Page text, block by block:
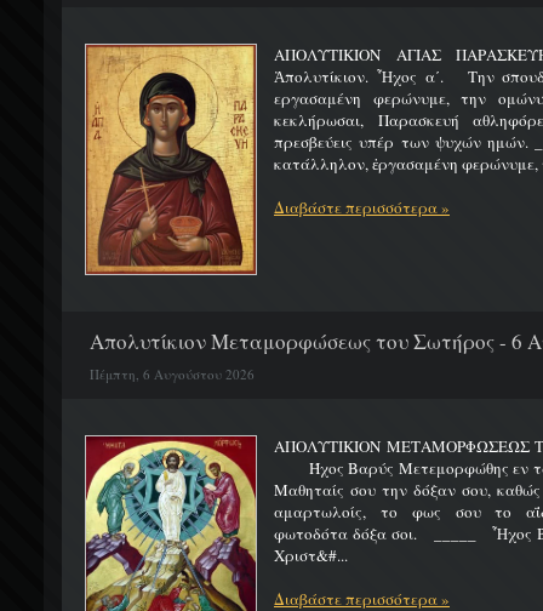
ΑΠΟΛΥΤΙΚΙΟΝ ΑΓΙΑΣ
Ἀπολυτίκιον. Ἦχος α΄. Την
εργασαμένη φερώνυμε, την
κεκλήρωσαι, Παρασκευή
πρεσβεύεις υπέρ των ψυχών ημών.
κατάλληλον, ἐργασαμένη φερώνυμε,
Διαβάστε περισσότερα »
Απολυτίκιον Μεταμορφώσεως του Σωτήρος - 6
Πέμπτη, 6 Αυγούστου 2026
ΑΠΟΛΥΤΙΚΙΟΝ
Ήχος Βαρύς Μετεμορφώθης εν τω
Μαθηταίς σου την δόξαν σου,
αμαρτωλοίς, το φως σου το
φωτοδότα δόξα σοι. _____ Ἦχος
Χριστ&#...
Διαβάστε περισσότερα »